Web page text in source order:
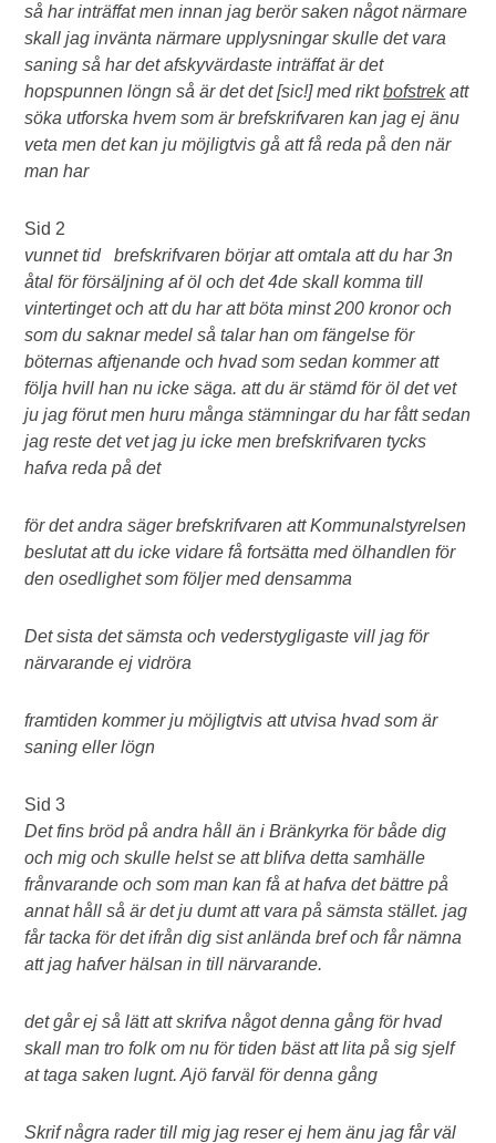
så har inträffat men innan jag berör saken något närmare
skall jag invänta närmare upplysningar skulle det vara
saning så har det afskyvärdaste inträffat är det
hopspunnen löngn så är det det [sic!] med riktbofstrekatt
söka utforska hvem som är brefskrifvaren kan jag ej änu
veta men det kan ju möjligtvis gå att få reda på den när
man har
Sid 2
vunnet tid brefskrifvaren börjar att omtala att du har 3n
åtal för försäljning af öl och det 4de skall komma till
vintertinget och att du har att böta minst 200 kronor och
som du saknar medel så talar han om fängelse för
böternas aftjenande och hvad som sedan kommer att
följa hvill han nu icke säga. att du är stämd för öl det vet
ju jag förut men huru många stämningar du har fått sedan
jag reste det vet jag ju icke men brefskrifvaren tycks
hafva reda på det
för det andra säger brefskrifvaren att Kommunalstyrelsen
beslutat att du icke vidare få fortsätta med ölhandlen för
den osedlighet som följer med densamma
Det sista det sämsta och vederstygligaste vill jag för
närvarande ej vidröra
framtiden kommer ju möjligtvis att utvisa hvad som är
saning eller lögn
Sid 3
Det fins bröd på andra håll än i Bränkyrka för både dig
och mig och skulle helst se att blifva detta samhälle
frånvarande och som man kan få at hafva det bättre på
annat håll så är det ju dumt att vara på sämsta stället. jag
får tacka för det ifrån dig sist anlända bref och får nämna
att jag hafver hälsan in till närvarande.
det går ej så lätt att skrifva något denna gång för hvad
skall man tro folk om nu för tiden bäst att lita på sig sjelf
at taga saken lugnt. Ajö farväl för denna gång
Skrif några rader till mig jag reser ej hem änu jag får väl